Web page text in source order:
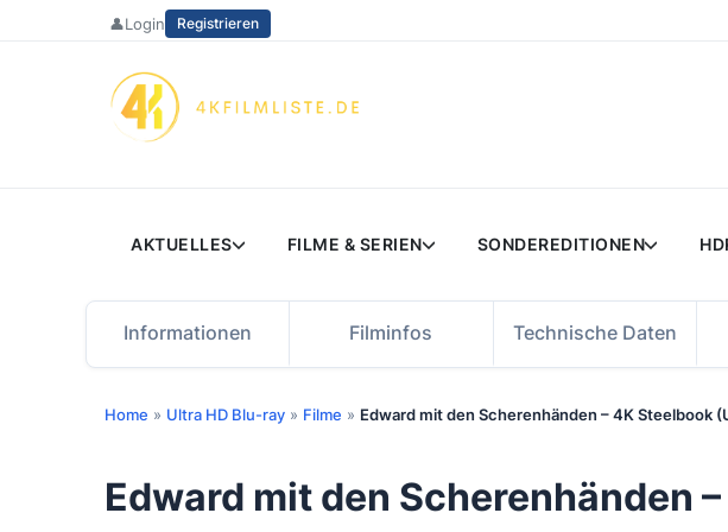
👤Login Registrieren
AKTUELLES FILME & SERIEN SONDEREDITIONEN
Informationen Filminfos Technische Daten
Home » Ultra HD Blu-ray » Filme » Edward mit den Scherenhänden – 4K Steelbook
Edward mit den Scherenhänden